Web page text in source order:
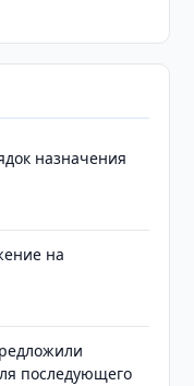
назначения
на
последующего